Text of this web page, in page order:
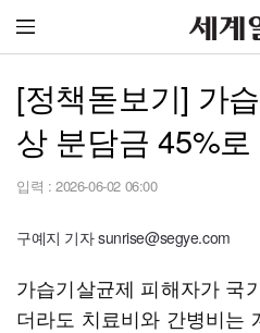
[정책돋보기] 가
상 분담금 45%
입력 : 2026-06-02 06:00
구예지 기자 sunrise@segye.com
가습기살균제 피해자가 국
더라도 치료비와 간병비는